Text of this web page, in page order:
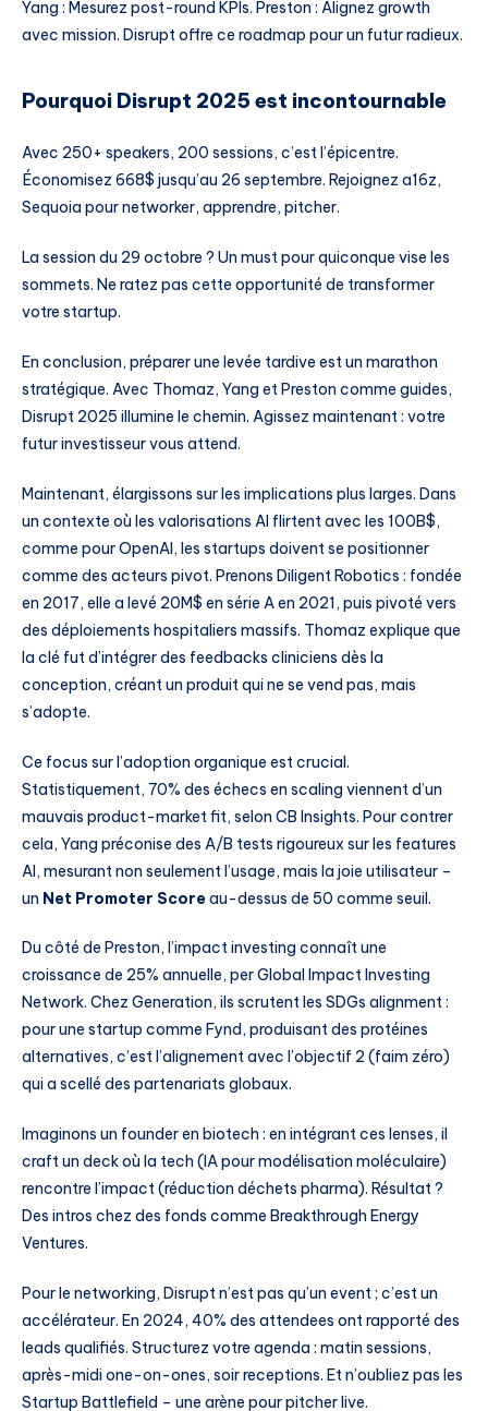
Yang : Mesurez post-round KPIs. Preston : Alignez growth
avec mission. Disrupt offre ce roadmap pour un futur radieux.
Pourquoi Disrupt 2025 est incontournable
Avec 250+ speakers, 200 sessions, c’est l’épicentre.
Économisez 668$ jusqu’au 26 septembre. Rejoignez a16z,
Sequoia pour networker, apprendre, pitcher.
La session du 29 octobre ? Un must pour quiconque vise les
sommets. Ne ratez pas cette opportunité de transformer
votre startup.
En conclusion, préparer une levée tardive est un marathon
stratégique. Avec Thomaz, Yang et Preston comme guides,
Disrupt 2025 illumine le chemin. Agissez maintenant : votre
futur investisseur vous attend.
Maintenant, élargissons sur les implications plus larges. Dans
un contexte où les valorisations AI flirtent avec les 100B$,
comme pour OpenAI, les startups doivent se positionner
comme des acteurs pivot. Prenons Diligent Robotics : fondée
en 2017, elle a levé 20M$ en série A en 2021, puis pivoté vers
des déploiements hospitaliers massifs. Thomaz explique que
la clé fut d’intégrer des feedbacks cliniciens dès la
conception, créant un produit qui ne se vend pas, mais
s’adopte.
Ce focus sur l’adoption organique est crucial.
Statistiquement, 70% des échecs en scaling viennent d’un
mauvais product-market fit, selon CB Insights. Pour contrer
cela, Yang préconise des A/B tests rigoureux sur les features
AI, mesurant non seulement l’usage, mais la joie utilisateur –
un Net Promoter Scoreau-dessus de 50 comme seuil.
Du côté de Preston, l’impact investing connaît une
croissance de 25% annuelle, per Global Impact Investing
Network. Chez Generation, ils scrutent les SDGs alignment :
pour une startup comme Fynd, produisant des protéines
alternatives, c’est l’alignement avec l’objectif 2 (faim zéro)
qui a scellé des partenariats globaux.
Imaginons un founder en biotech : en intégrant ces lenses, il
craft un deck où la tech (IA pour modélisation moléculaire)
rencontre l’impact (réduction déchets pharma). Résultat ?
Des intros chez des fonds comme Breakthrough Energy
Ventures.
Pour le networking, Disrupt n’est pas qu’un event ; c’est un
accélérateur. En 2024, 40% des attendees ont rapporté des
leads qualifiés. Structurez votre agenda : matin sessions,
après-midi one-on-ones, soir receptions. Et n’oubliez pas les
Startup Battlefield – une arène pour pitcher live.